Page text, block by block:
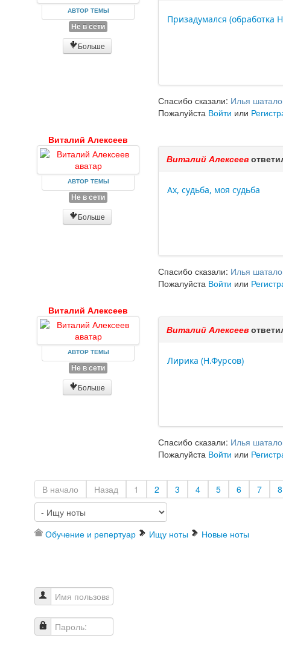
АВТОР ТЕМЫ
Не в сети
Больше
Призадумался (обработка
Спасибо сказали: Илья
Пожалуйста Войти или
Виталий Алексеев
АВТОР ТЕМЫ
Не в сети
Больше
Виталий Алексеев
Ах, судьба, моя судьба
Спасибо сказали: Илья
Пожалуйста Войти или
Виталий Алексеев
АВТОР ТЕМЫ
Не в сети
Больше
Виталий Алексеев
Лирика (Н.Фурсов)
Спасибо сказали: Илья
Пожалуйста Войти или
В начало Назад 1 2 3 4 5 6 7 8
Обучение и репертуар Ищу ноты Новые ноты
Имя пользователя
Пароль: